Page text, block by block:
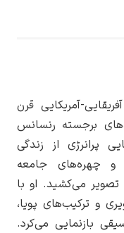
قرن
زندگی
جامعه
او با
پویا،
می‌کرد.